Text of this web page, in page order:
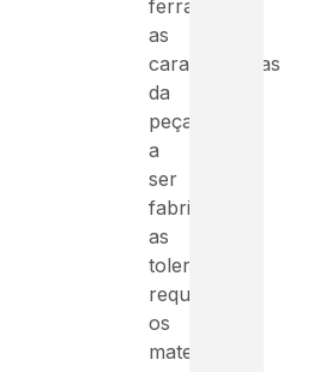
ferramenta,
as
características
da
peça
a
ser
fabricada,
as
tolerâncias
requeridas,
os
materiais